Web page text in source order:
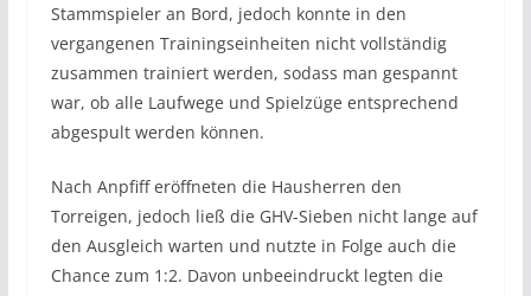
Stammspieler an Bord, jedoch konnte in den
vergangenen Trainingseinheiten nicht vollständig
zusammen trainiert werden, sodass man gespannt
war, ob alle Laufwege und Spielzüge entsprechend
abgespult werden können.
Nach Anpfiff eröffneten die Hausherren den
Torreigen, jedoch ließ die GHV-Sieben nicht lange auf
den Ausgleich warten und nutzte in Folge auch die
Chance zum 1:2. Davon unbeeindruckt legten die